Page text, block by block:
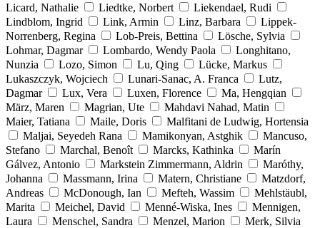
Licard, Nathalie
Liedtke, Norbert
Liekendael, Rudi
Lindblom, Ingrid
Link, Armin Linz, Barbara
Lippek-
Norrenberg, Regina
Lob-Preis, Bettina
Lösche, Sylvia
Lohmar, Dagmar
Lombardo, Wendy Paola
Longhitano,
Nunzia
Lozo, Simon Lu, Qing
Lücke, Markus
Lukaszczyk, Wojciech
Lunari-Sanac, A. Franca
Lutz,
Dagmar
Lux, Vera Luxen, Florence
Ma, Hengqian
März, Maren
Magrian, Ute
Mahdavi Nahad, Matin
Maier, Tatiana
Maile, Doris
Malfitani de Ludwig, Hortensia
Maljai, Seyedeh Rana
Mamikonyan, Astghik
Mancuso,
Stefano
Marchal, Benoît Marcks, Kathinka
Marín
Gálvez, Antonio
Markstein Zimmermann, Aldrin
Maróthy,
Johanna
Massmann, Irina Matern, Christiane
Matzdorf,
Andreas
McDonough, Ian Mefteh, Wassim
Mehlstäubl,
Marita
Meichel, David Menné-Wiska, Ines
Mennigen,
Laura
Menschel, Sandra Menzel, Marion
Merk, Silvia